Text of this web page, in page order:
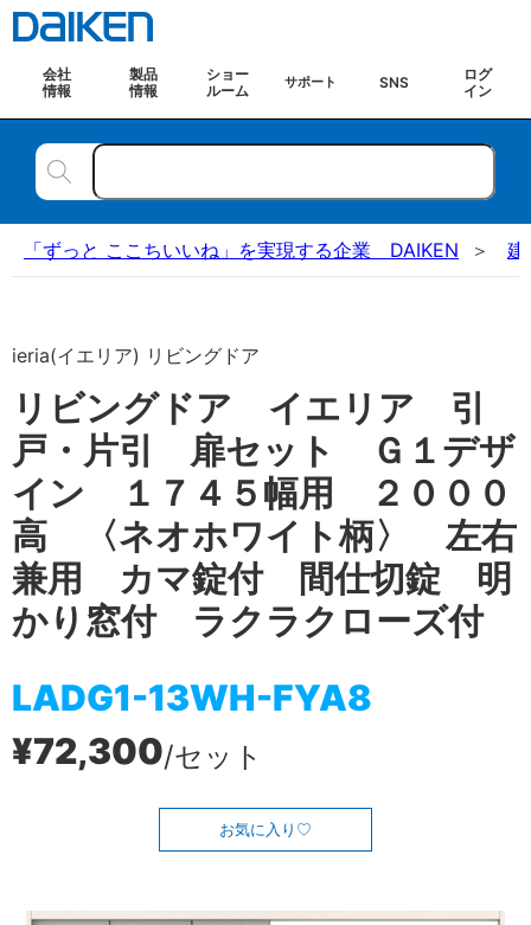
会社
情報
製品
情報
ショー
ルーム
サポート SNS
ログ
イン
「ずっと ここちいいね」を実現する企業 DAIKEN 建
ieria(イエリア) リビングドア
リビングドア イエリア 引
戸・片引 扉セット Ｇ１デザ
イン １７４５幅用 ２０００
高 〈ネオホワイト柄〉 左右
兼用 カマ錠付 間仕切錠 明
かり窓付 ラクラクローズ付
LADG1-13WH-FYA8
¥72,300/セット
お気に入り